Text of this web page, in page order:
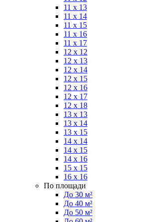
11 x 13
11 x 14
11 x 15
11 x 16
11 x 17
12 x 12
12 x 13
12 x 14
12 x 15
12 x 16
12 x 17
12 x 18
13 x 13
13 x 14
13 x 15
14 x 14
14 x 15
14 x 16
15 x 15
16 x 16
По площади
До 30 м²
До 40 м²
До 50 м²